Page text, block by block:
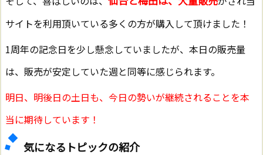
サイトを利用頂いている多くの方が購入して頂けました！
1周年の記念日を少し懸念していましたが、本日の販売量
は、販売が安定していた週と同等に感じられます。
明日、明後日の土日も、今日の勢いが継続されることを本
当に期待しています！
気になるトピックの紹介